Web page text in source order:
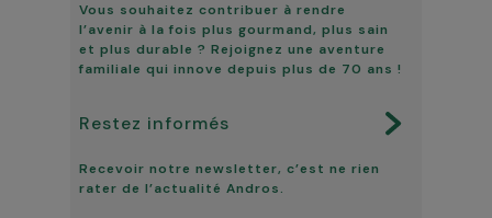
Vous souhaitez contribuer à rendre
l’avenir à la fois plus gourmand, plus sain
et plus durable ? Rejoignez une aventure
familiale qui innove depuis plus de 70 ans !
Restez informés
Recevoir notre newsletter, c’est ne rien
rater de l’actualité Andros.